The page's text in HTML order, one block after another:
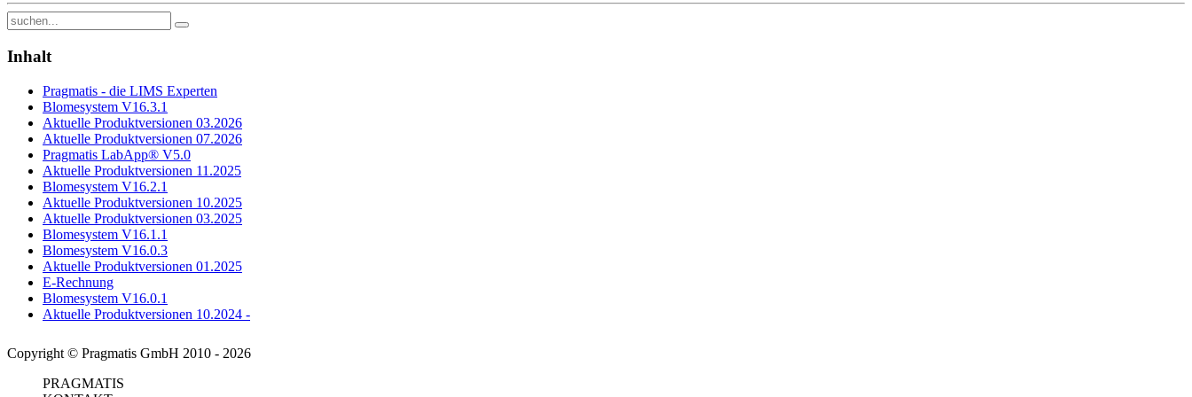
Inhalt
Pragmatis - die LIMS Experten
Blomesystem V16.3.1
Aktuelle Produktversionen 03.2026
Aktuelle Produktversionen 07.2026
Pragmatis LabApp® V5.0
Aktuelle Produktversionen 11.2025
Blomesystem V16.2.1
Aktuelle Produktversionen 10.2025
Aktuelle Produktversionen 03.2025
Blomesystem V16.1.1
Blomesystem V16.0.3
Aktuelle Produktversionen 01.2025
E-Rechnung
Blomesystem V16.0.1
Aktuelle Produktversionen 10.2024 -
Copyright © Pragmatis GmbH 2010 - 2026
PRAGMATIS